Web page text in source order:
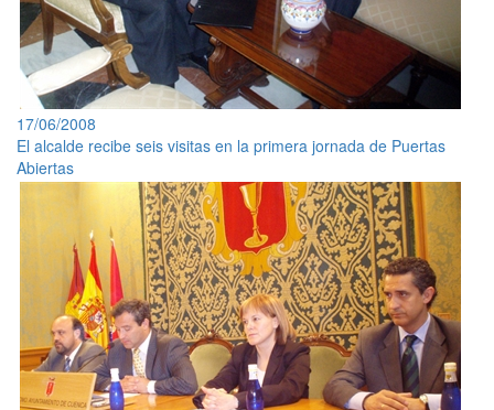
17/06/2008
El alcalde recibe seis visitas en la primera jornada de Puertas
Abiertas